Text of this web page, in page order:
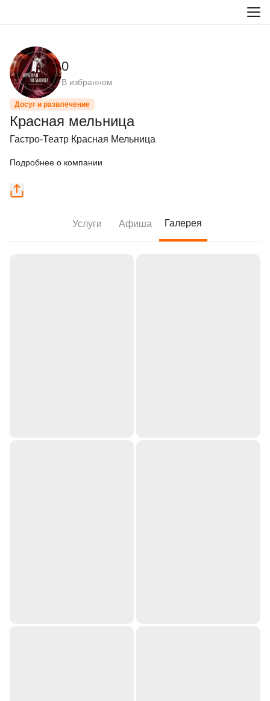
0
В избранном
Досуг и развлечение
Красная мельница
Гастро-Театр Красная Мельница
Подробнее о компании
Услуги Афиша Галерея